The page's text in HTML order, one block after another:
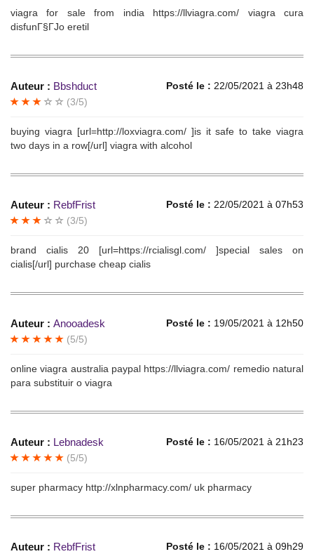
viagra for sale from india https://llviagra.com/ viagra cura
disfunГ§ГЈo eretil
Auteur : Bbshduct Posté le : 22/05/2021 à 23h48
(3/5)
buying viagra [url=http://loxviagra.com/ ]is it safe to take viagra
two days in a row[/url] viagra with alcohol
Auteur : RebfFrist Posté le : 22/05/2021 à 07h53
(3/5)
brand cialis 20 [url=https://rcialisgl.com/ ]special sales on
cialis[/url] purchase cheap cialis
Auteur : Anooadesk Posté le : 19/05/2021 à 12h50
(5/5)
online viagra australia paypal https://llviagra.com/ remedio natural
para substituir o viagra
Auteur : Lebnadesk Posté le : 16/05/2021 à 21h23
(5/5)
super pharmacy http://xlnpharmacy.com/ uk pharmacy
Auteur : RebfFrist Posté le : 16/05/2021 à 09h29